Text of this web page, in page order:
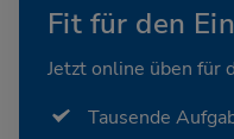
Fit für den
Jetzt online üben für
Tausende